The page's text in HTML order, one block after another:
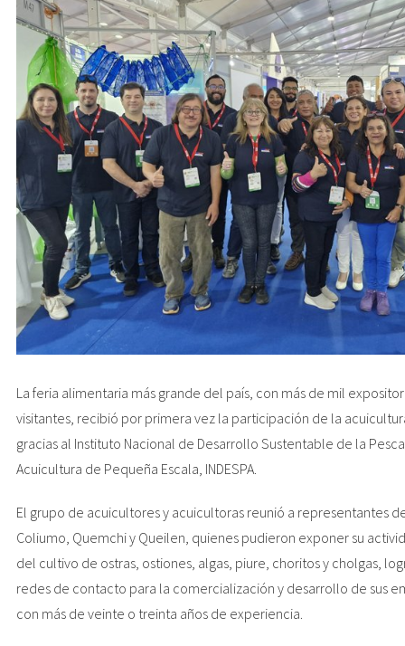
La feria alimentaria más grande del país, con más de mil
visitantes, recibió por primera vez la participación de la
gracias al Instituto Nacional de Desarrollo Sustentable de la
Acuicultura de Pequeña Escala, INDESPA.
El grupo de acuicultores y acuicultoras reunió a representantes
Coliumo, Quemchi y Queilen, quienes pudieron exponer su
del cultivo de ostras, ostiones, algas, piure, choritos y cholgas,
redes de contacto para la comercialización y desarrollo de sus
con más de veinte o treinta años de experiencia.